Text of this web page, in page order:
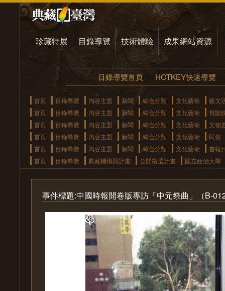
珍藏特展 目錄導覽 技術體驗 成果網站資源
目錄導覽首頁 HOTKEY快速導覽
首頁 目錄導覽 內容主題 新聞 綜合分類 文化藝術
藝文
首頁
目錄導覽 內容主題 新聞 綜合分類 文化藝術
視聽
首頁
目錄導覽 內容主題 新聞 綜合分類 文化藝術
文物
首頁
目錄導覽 內容主題 新聞 綜合分類 文化藝術
民俗
首頁
目錄導覽 內容主題 新聞 綜合分類 文化藝術
書報
首頁
目錄導覽 典藏機構與計畫 公開徵選計畫 國立政治大學
事件標題:中國時報開卷版專訪「中元祭曲」（B-